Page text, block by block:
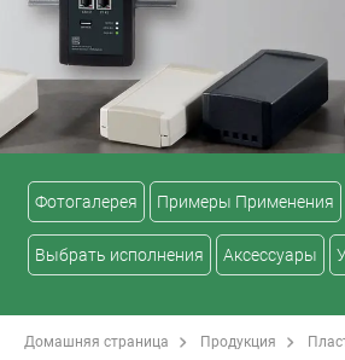
Фотогалерея Примеры Применения
Выбрать исполнения Аксессуары
Домашняя страница Продукция